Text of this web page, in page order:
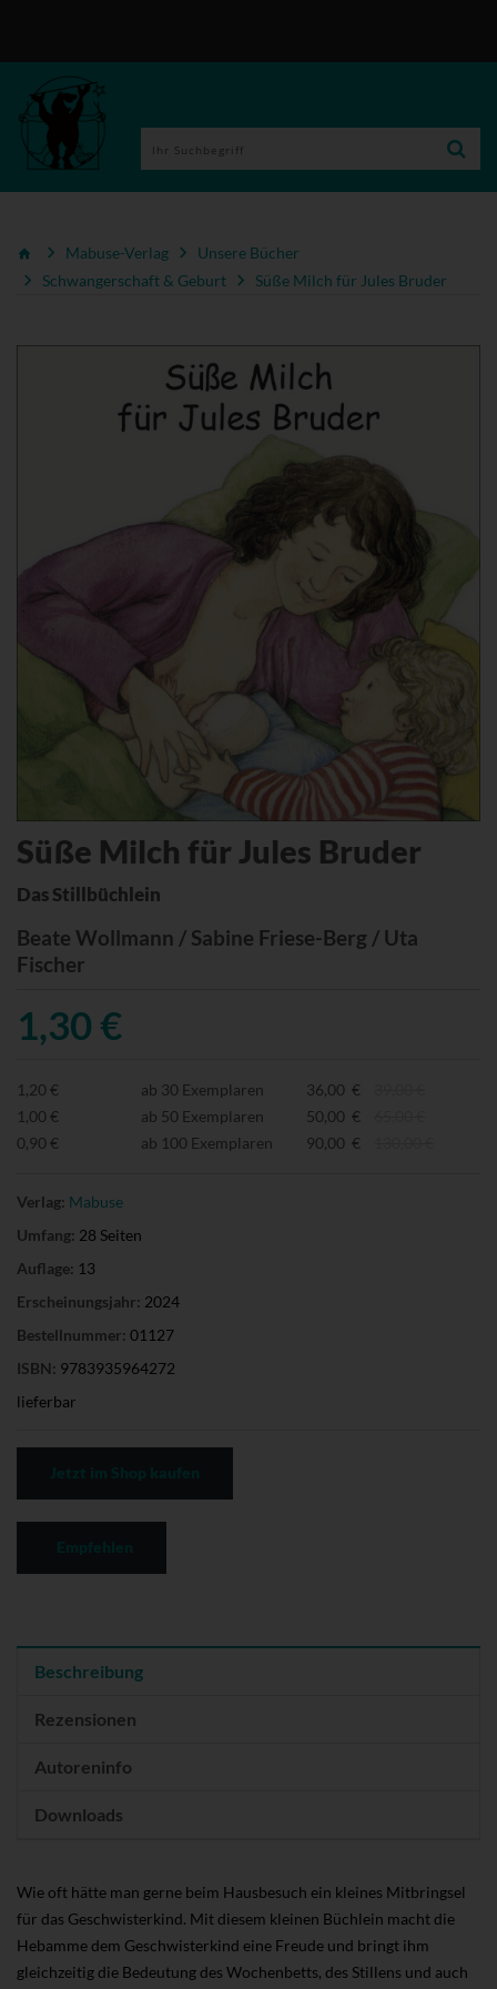
Mabuse-Verlag
Unsere Bücher
Schwangerschaft & Geburt
Süße Milch für Jules Bruder
Süße Milch für Jules Bruder
Das Stillbüchlein
Beate Wollmann / Sabine Friese-Berg / Uta
Fischer
1,30 €
1,20 € ab 30 Exemplaren 36,00 €
1,00 €
ab 50 Exemplaren 50,00 €
0,90 €
ab 100 Exemplaren 90,00 €
Verlag: Mabuse
Umfang: 28 Seiten
Auflage: 13
Erscheinungsjahr: 2024
Bestellnummer: 01127
ISBN: 9783935964272
lieferbar
Beschreibung
Rezensionen
Autoreninfo
Downloads
Wie oft hätte man gerne beim Hausbesuch ein kleines Mitbringsel
für das Geschwisterkind. Mit diesem kleinen Büchlein macht die
Hebamme dem Geschwisterkind eine Freude und bringt ihm
gleichzeitig die Bedeutung des Wochenbetts, des Stillens und auch